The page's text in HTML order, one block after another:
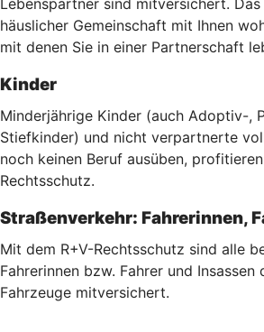
häuslicher Gemeinschaft mit Ihnen
mit denen Sie in einer Partnerschaft
Kinder
Minderjährige Kinder (auch Adoptiv-,
Stiefkinder) und nicht verpartnerte
noch keinen Beruf ausüben,
Rechtsschutz.
Straßenverkehr: Fahrerinnen,
Mit dem R+V-Rechtsschutz sind alle
Fahrerinnen bzw. Fahrer und
Fahrzeuge mitversichert.